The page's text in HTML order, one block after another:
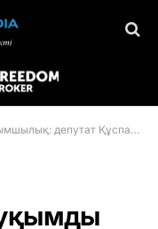
амнистияның мән-жайын ашты